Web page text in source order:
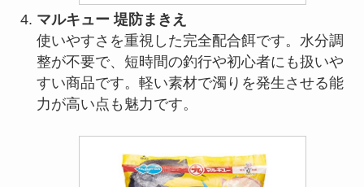
マルキュー 堤防まきえ
使いやすさを重視した完全配合餌です。水分調
整が不要で、短時間の釣行や初心者にも扱いや
すい商品です。軽い素材で濁りを発生させる能
力が高い点も魅力です。